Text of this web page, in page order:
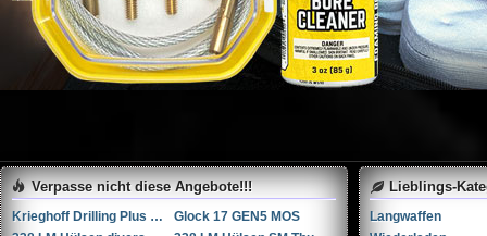
Verpasse nicht diese Angebote!!!
Krieghoff Drilling Plus 7x65R / 20-76 / 222Rem
Glock 17 GEN5 MOS
Lieblings-
Langwaffen